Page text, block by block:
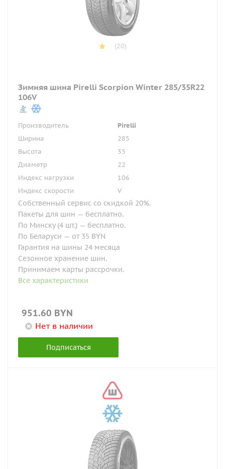
(20)
Зимняя шина Pirelli Scorpion Winter 285/35R22
106V
Производитель
Pirelli
Ширина
285
Высота
35
Диаметр
22
Индекс нагрузки
106
Индекс скорости
V
Собственный сервис со скидкой 20%.
Пакеты для шин — бесплатно.
По Минску (4 шт.) — бесплатно.
По Беларуси — от 35 BYN
Гарантия на шины 24 месяца
Сезонное хранение шин.
Принимаем карты рассрочки.
Все характеристики
951.60 BYN
Нет в наличии
Подписаться